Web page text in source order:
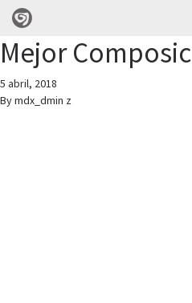
Mejor
5 abril, 2018
Bymdx_dmin z